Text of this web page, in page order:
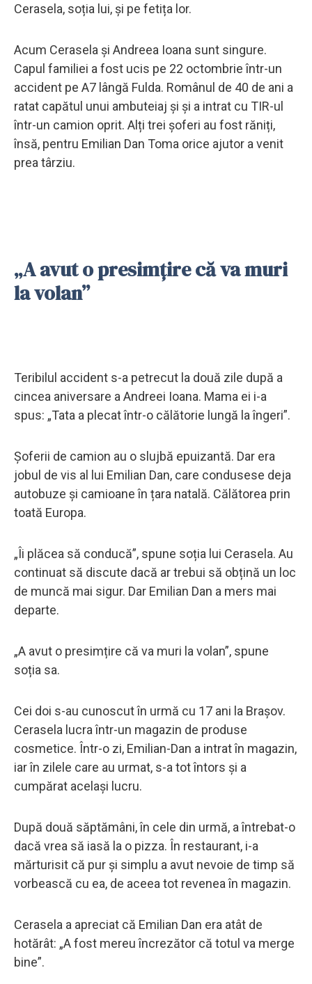
Cerasela, soția lui, și pe fetița lor.
Acum Cerasela și Andreea Ioana sunt singure.
Capul familiei a fost ucis pe 22 octombrie într-un
accident pe A7 lângă Fulda. Românul de 40 de ani a
ratat capătul unui ambuteiaj și și a intrat cu TIR-ul
într-un camion oprit. Alți trei șoferi au fost răniți,
însă, pentru Emilian Dan Toma orice ajutor a venit
prea târziu.
„A avut o presimțire că va muri
la volan”
Teribilul accident s-a petrecut la două zile după a
cincea aniversare a Andreei Ioana. Mama ei i-a
spus: „Tata a plecat într-o călătorie lungă la îngeri”.
Șoferii de camion au o slujbă epuizantă. Dar era
jobul de vis al lui Emilian Dan, care condusese deja
autobuze și camioane în țara natală. Călătorea prin
toată Europa.
„Îi plăcea să conducă”, spune soția lui Cerasela. Au
continuat să discute dacă ar trebui să obțină un loc
de muncă mai sigur. Dar Emilian Dan a mers mai
departe.
„A avut o presimțire că va muri la volan”, spune
soția sa.
Cei doi s-au cunoscut în urmă cu 17 ani la Brașov.
Cerasela lucra într-un magazin de produse
cosmetice. Într-o zi, Emilian-Dan a intrat în magazin,
iar în zilele care au urmat, s-a tot întors și a
cumpărat același lucru.
După două săptămâni, în cele din urmă, a întrebat-o
dacă vrea să iasă la o pizza. În restaurant, i-a
mărturisit că pur și simplu a avut nevoie de timp să
vorbească cu ea, de aceea tot revenea în magazin.
Cerasela a apreciat că Emilian Dan era atât de
hotărât: „A fost mereu încrezător că totul va merge
bine”.